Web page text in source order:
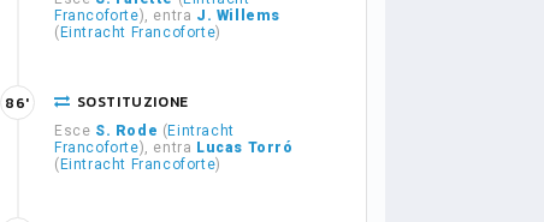
Francoforte), entra J. Willems
( Eintracht Francoforte)
SOSTITUZIONE
Esce S. Rode ( Eintracht
Francoforte), entra Lucas Torró
( Eintracht Francoforte)
86'